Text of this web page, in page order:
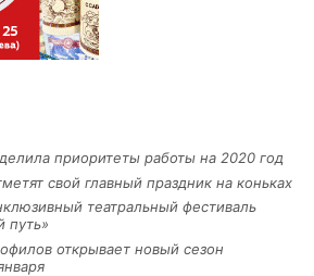
приоритеты работы на 2020 год
свой главный праздник на коньках
театральный фестиваль
путь»
открывает новый сезон